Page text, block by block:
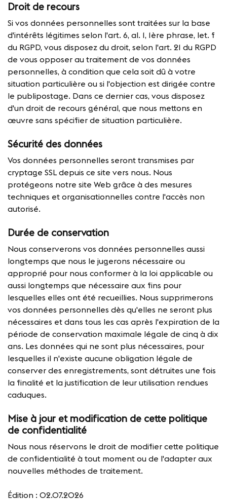
Droit de recours
Si vos données personnelles sont traitées sur la base
d'intérêts légitimes selon l'art. 6, al. 1, 1ère phrase, let. f
du RGPD, vous disposez du droit, selon l'art. 21 du RGPD
de vous opposer au traitement de vos données
personnelles, à condition que cela soit dû à votre
situation particulière ou si l'objection est dirigée contre
le publipostage. Dans ce dernier cas, vous disposez
d'un droit de recours général, que nous mettons en
œuvre sans spécifier de situation particulière.
Sécurité des données
Vos données personnelles seront transmises par
cryptage SSL depuis ce site vers nous. Nous
protégeons notre site Web grâce à des mesures
techniques et organisationnelles contre l'accès non
autorisé.
Durée de conservation
Nous conserverons vos données personnelles aussi
longtemps que nous le jugerons nécessaire ou
approprié pour nous conformer à la loi applicable ou
aussi longtemps que nécessaire aux fins pour
lesquelles elles ont été recueillies. Nous supprimerons
vos données personnelles dès qu'elles ne seront plus
nécessaires et dans tous les cas après l'expiration de la
période de conservation maximale légale de cinq à dix
ans. Les données qui ne sont plus nécessaires, pour
lesquelles il n'existe aucune obligation légale de
conserver des enregistrements, sont détruites une fois
la finalité et la justification de leur utilisation rendues
caduques.
Mise à jour et modification de cette politique
de confidentialité
Nous nous réservons le droit de modifier cette politique
de confidentialité à tout moment ou de l'adapter aux
nouvelles méthodes de traitement.
Édition : 02.07.2026